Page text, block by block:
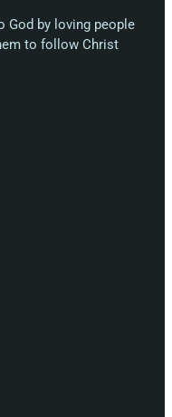
God by loving people
to follow Christ